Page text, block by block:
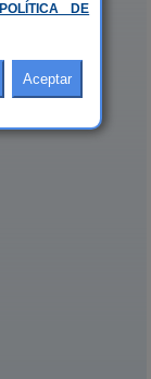
POLÍTICA DE